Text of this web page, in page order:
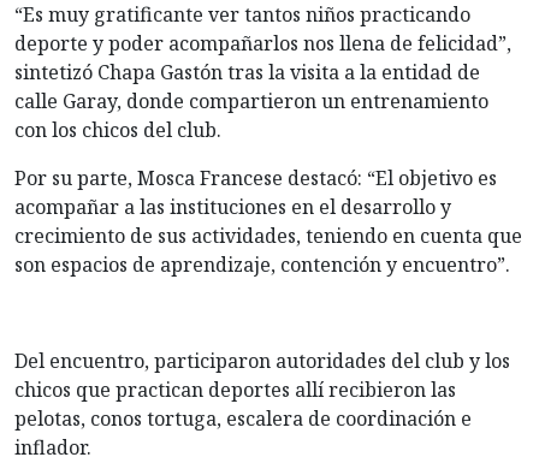
“Es muy gratificante ver tantos niños practicando
deporte y poder acompañarlos nos llena de felicidad”,
sintetizó Chapa Gastón tras la visita a la entidad de
calle Garay, donde compartieron un entrenamiento
con los chicos del club.
Por su parte, Mosca Francese destacó: “El objetivo es
acompañar a las instituciones en el desarrollo y
crecimiento de sus actividades, teniendo en cuenta que
son espacios de aprendizaje, contención y encuentro”.
Del encuentro, participaron autoridades del club y los
chicos que practican deportes allí recibieron las
pelotas, conos tortuga, escalera de coordinación e
inflador.